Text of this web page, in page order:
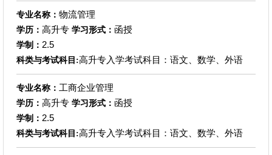
专业名称： 物流管理
学历： 高升专 学习形式： 函授
学制： 2.5
科类与考试科目:高升专入学考试科目：语文、数学、外语
专业名称： 工商企业管理
学历： 高升专 学习形式： 函授
学制： 2.5
科类与考试科目:高升专入学考试科目：语文、数学、外语